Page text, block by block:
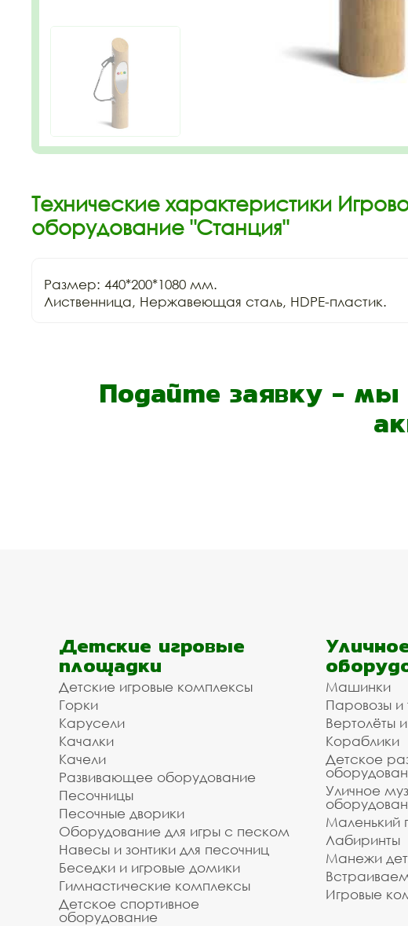
Технические характеристики
оборудование "Станция"
Размер: 440*200*1080 мм.
Лиственница, Нержавеющая сталь, HDPE-пластик.
Подайте заявку -
Детские игровые
площадки
Детские игровые комплексы
Горки
Карусели
Качалки
Качели
Развивающее оборудование
Песочницы
Песочные дворики
Оборудование для игры с песком
Навесы и зонтики для песочниц
Беседки и игровые домики
Гимнастические комплексы
Детское спортивное
оборудование
Машинки
Паровозы и
Вертолёты
Кораблики
Детское
Уличное
Маленький
Лабиринты
Манежи
Игровые